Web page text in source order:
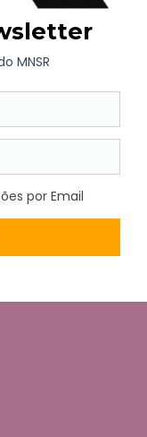
e Hospital de